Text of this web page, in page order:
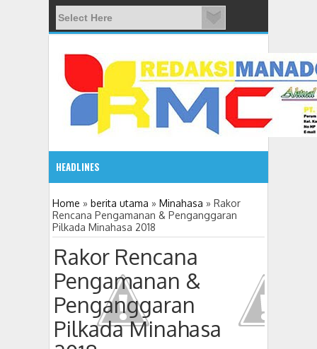
HEADLINES
08:03 AM
ADVETORIAL JONRU GANTIKAN MONO PIMPIN DPRD
Home » berita utama » Minahasa » Rakor
Rencana Pengamanan & Penganggaran
Pilkada Minahasa 2018
Rakor Rencana
Pengamanan &
Penganggaran
Pilkada Minahasa